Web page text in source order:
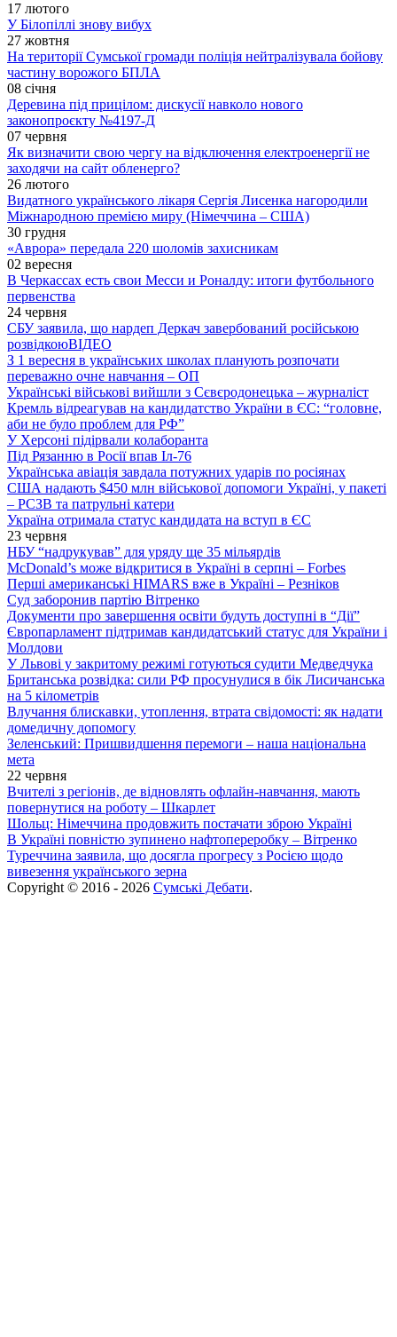
17 лютого
У Білопіллі знову вибух
27 жовтня
На території Сумської громади поліція нейтралізувала бойову
частину ворожого БПЛА
08 січня
Деревина під прицілом: дискусії навколо нового
законопроєкту №4197-Д
07 червня
Як визначити свою чергу на відключення електроенергії не
заходячи на сайт обленерго?
26 лютого
Видатного українського лікаря Сергія Лисенка нагородили
Міжнародною премією миру (Німеччина – США)
30 грудня
«Аврора» передала 220 шоломів захисникам
02 вересня
В Черкассах есть свои Месси и Роналду: итоги футбольного
первенства
24 червня
СБУ заявила, що нардеп Деркач завербований російською
розвідкоюВІДЕО
З 1 вересня в українських школах планують розпочати
переважно очне навчання – ОП
Українські військові вийшли з Сєвєродонецька – журналіст
Кремль відреагував на кандидатство України в ЄС: “головне,
аби не було проблем для РФ”
У Херсоні підірвали колаборанта
Під Рязанню в Росії впав Іл-76
Українська авіація завдала потужних ударів по росіянах
США надають $450 млн військової допомоги Україні, у пакеті
– РСЗВ та патрульні катери
Україна отримала статус кандидата на вступ в ЄС
23 червня
НБУ “надрукував” для уряду ще 35 мільярдів
McDonald’s може відкритися в Україні в серпні – Forbes
Перші американські HIMARS вже в Україні – Резніков
Суд заборонив партію Вітренко
Документи про завершення освіти будуть доступні в “Дії”
Європарламент підтримав кандидатський статус для України і
Молдови
У Львові у закритому режимі готуються судити Медведчука
Британська розвідка: сили РФ просунулися в бік Лисичанська
на 5 кілометрів
Влучання блискавки, утоплення, втрата свідомості: як надати
домедичну допомогу
Зеленський: Пришвидшення перемоги – наша національна
мета
22 червня
Вчителі з регіонів, де відновлять офлайн-навчання, мають
повернутися на роботу – Шкарлет
Шольц: Німеччина продовжить постачати зброю Україні
В Україні повністю зупинено нафтопереробку – Вітренко
Туреччина заявила, що досягла прогресу з Росією щодо
вивезення українського зерна
Copyright © 2016 - 2026 Сумські Дебати.